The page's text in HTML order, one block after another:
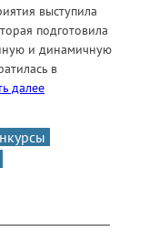
выступила
подготовила
и динамичную
в
далее